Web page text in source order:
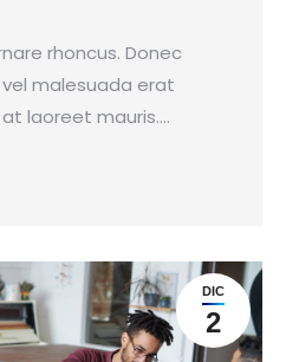
rhoncus. Donec
malesuada erat
laoreet mauris.…
DIC
2